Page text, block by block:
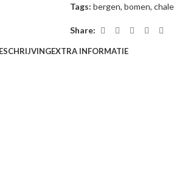
Tags: bergen, bomen,
Share:
EXTRA INFORMATIE